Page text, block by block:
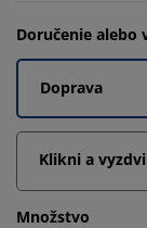
Doručenie alebo
Doprava
Klikni a
Množstvo